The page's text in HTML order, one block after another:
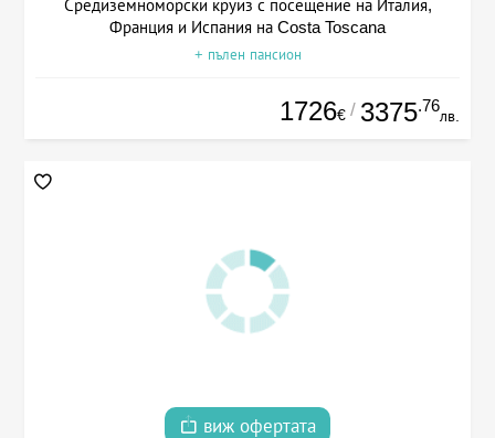
Средиземноморски круиз с посещение на Италия,
Франция и Испания на Costa Toscana
+ пълен пансион
1726€ / 3375.76
лв.
виж офертата